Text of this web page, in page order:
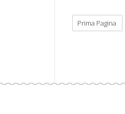
Prima Pagina